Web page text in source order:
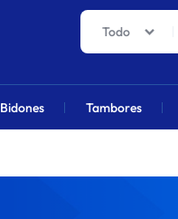
Todo
Bidones Tambores